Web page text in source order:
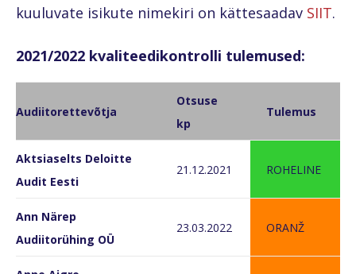
kuuluvate isikute nimekiri on kättesaadav SIIT.
2021/2022 kvaliteedikontrolli tulemused:
Audiitorettevõtja
Otsuse
kp
Tulemus
Aktsiaselts Deloitte
Audit Eesti
21.12.2021 ROHELINE
Ann Närep
Audiitorühing OÜ
23.03.2022 ORANŽ